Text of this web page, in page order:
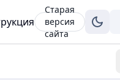
Старая
версия
сайта